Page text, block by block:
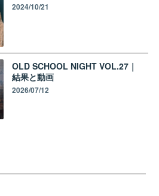
2024/10/21
OLD SCHOOL NIGHT VOL.27｜
結果と動画
2026/07/12